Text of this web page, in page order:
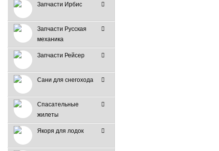
Запчасти Ирбис
Запчасти Русская
механика
Запчасти Рейсер
Сани для снегохода
Спасательные
жилеты
Якоря для лодок